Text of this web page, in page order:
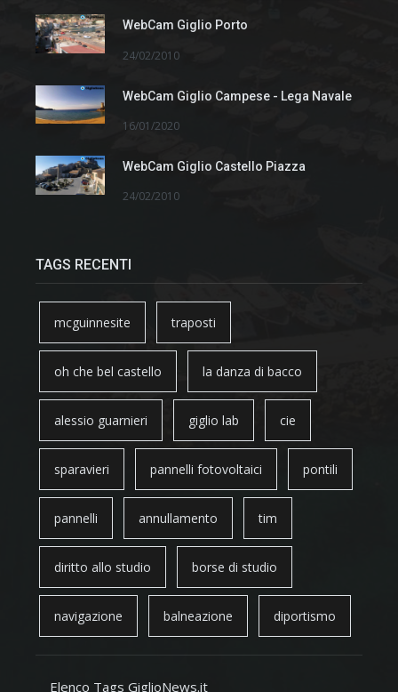
WebCam Giglio Porto
24/02/2010
WebCam Giglio Campese - Lega Navale
16/01/2020
WebCam Giglio Castello Piazza
24/02/2010
TAGS RECENTI
mcguinnesite traposti
oh che bel castello la danza di bacco
alessio guarnieri giglio lab cie
sparavieri pannelli fotovoltaici pontili
pannelli annullamento tim
diritto allo studio borse di studio
navigazione balneazione diportismo
Elenco Tags GiglioNews.it